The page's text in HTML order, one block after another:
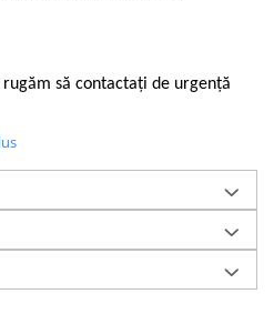
rugăm să contactați de urgență